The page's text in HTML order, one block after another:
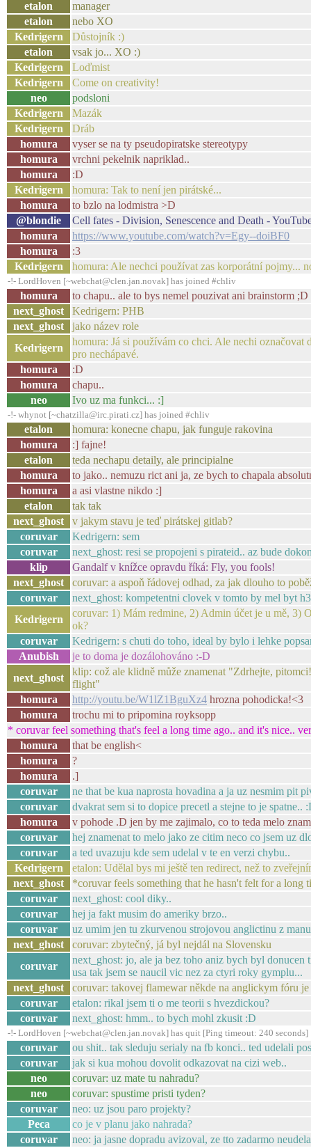
etalon
manager
etalon
nebo XO
Kedrigern
Důstojník :)
etalon
vsak jo... XO :)
Kedrigern
Loďmist
Kedrigern
Come on creativity!
neo
podsloni
Kedrigern
Mazák
Kedrigern
Dráb
homura
vyser se na ty pseudopiratske stereotypy
homura
vrchni pekelnik napriklad..
homura
:D
Kedrigern
homura: Tak to není jen pirátské...
homura
to bzlo na lodmistra >D
@blondie
Cell fates - Division, Senescence and Death -
homura
https://www.youtube.com/watch?v=Egy--doiBF0
homura
:3
Kedrigern
homura: Ale nechci používat zas korporátní pojmy...
-!- LordHoven [~webchat@clen.jan.novak] has joined #chliv
homura
to chapu.. ale to bys nemel pouzivat ani brainstorm ;D
next_ghost
Kedrigern: PHB
next_ghost
jako název role
Kedrigern
homura: Já si používám co chci. Ale nechi označovat
pro nechápavé.
homura
:D
homura
chapu..
neo
Ivo uz ma funkci... :]
-!- whynot [~chatzilla@irc.pirati.cz] has joined #chliv
etalon
homura: konecne chapu, jak funguje rakovina
homura
:] fajne!
etalon
teda nechapu detaily, ale principialne
homura
to jako.. nemuzu rict ani ja, ze bych to chapala
homura
a asi vlastne nikdo :]
etalon
tak tak
next_ghost
v jakym stavu je teď pirátskej gitlab?
coruvar
Kedrigern: sem
coruvar
next_ghost: resi se propojeni s pirateid.. az bude
klip
Gandalf v knížce opravdu říká: Fly, you fools!
next_ghost
coruvar: a aspoň řádovej odhad, za jak dlouho to
coruvar
next_ghost: kompetentni clovek v tomto by mel byt
Kedrigern
coruvar: 1) Mám redmine, 2) Admin účet je u mě, 3)
ok?
coruvar
Kedrigern: s chuti do toho, ideal by bylo i lehke
Anubish
je to doma je dozálohováno :-D
next_ghost
klip: což ale klidně může znamenat "Zdrhejte,
flight"
homura
http://youtu.be/W1lZ1BguXz4 hrozna pohodicka!<3
homura
trochu mi to pripomina royksopp
* coruvar feel something that's feel a long time ago.. and it's nice..
homura
that be english<
homura
?
homura
.]
coruvar
ne that be kua naprosta hovadina a ja uz nesmim pit
coruvar
dvakrat sem si to dopice precetl a stejne to je spatne..
homura
v pohode .D jen by me zajimalo, co to teda melo
coruvar
hej znamenat to melo jako ze citim neco co jsem uz
coruvar
a ted uvazuju kde sem udelal v te en verzi chybu..
Kedrigern
etalon: Udělal bys mi ještě ten redirect, než to
next_ghost
*coruvar feels something that he hasn't felt for a long
coruvar
next_ghost: cool diky..
coruvar
hej ja fakt musim do ameriky brzo..
coruvar
uz umim jen tu zkurvenou strojovou anglictinu z
next_ghost
coruvar: zbytečný, já byl nejdál na Slovensku
coruvar
next_ghost: jo, ale ja bez toho aniz bych byl
usa tak jsem se naucil vic nez za ctyri roky gymplu...
next_ghost
coruvar: takovej flamewar někde na anglickym fóru
coruvar
etalon: rikal jsem ti o me teorii s hvezdickou?
coruvar
next_ghost: hmm.. to bych mohl zkusit :D
-!- LordHoven [~webchat@clen.jan.novak] has quit [Ping timeout: 240 seconds]
coruvar
ou shit.. tak sleduju serialy na fb konci.. ted udelali
coruvar
jak si kua mohou dovolit odkazovat na cizi web..
neo
coruvar: uz mate tu nahradu?
neo
coruvar: spustime pristi tyden?
coruvar
neo: uz jsou paro projekty?
Peca
co je v planu jako nahrada?
coruvar
neo: ja jasne dopradu avizoval, ze tto zadarmo